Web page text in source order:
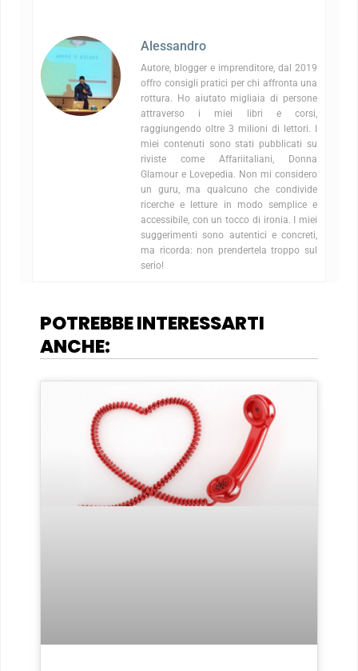
Alessandro
Autore, blogger e imprenditore, dal 2019
offro consigli pratici per chi affronta una
rottura. Ho aiutato migliaia di persone
attraverso i miei libri e corsi,
raggiungendo oltre 3 milioni di lettori. I
miei contenuti sono stati pubblicati su
riviste come Affariitaliani, Donna
Glamour e Lovepedia. Non mi considero
un guru, ma qualcuno che condivide
ricerche e letture in modo semplice e
accessibile, con un tocco di ironia. I miei
suggerimenti sono autentici e concreti,
ma ricorda: non prendertela troppo sul
serio!
POTREBBE INTERESSARTI
ANCHE: